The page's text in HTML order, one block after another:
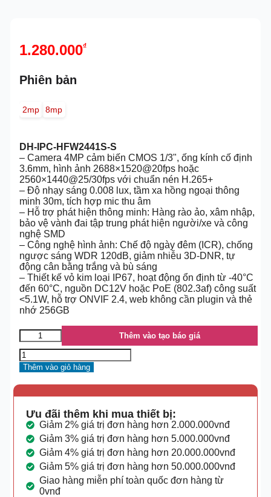
1.280.000₫
Phiên bản
2mp 8mp
DH-IPC-HFW2441S-S
– Camera 4MP cảm biến CMOS 1/3", ống kính cố định
3.6mm, hình ảnh 2688×1520@20fps hoặc
2560×1440@25/30fps với chuẩn nén H.265+
– Độ nhạy sáng 0.008 lux, tầm xa hồng ngoại thông
minh 30m, tích hợp mic thu âm
– Hỗ trợ phát hiện thông minh: Hàng rào ảo, xâm nhập,
bảo vệ vành đai tập trung phát hiện người/xe và công
nghệ SMD
– Công nghệ hình ảnh: Chế độ ngày đêm (ICR), chống
ngược sáng WDR 120dB, giảm nhiễu 3D-DNR, tự
động cân bằng trắng và bù sáng
– Thiết kế vỏ kim loại IP67, hoạt động ổn định từ -40°C
đến 60°C, nguồn DC12V hoặc PoE (802.3af) công suất
<5.1W, hỗ trợ ONVIF 2.4, web không cần plugin và thẻ
nhớ 256GB
Thêm vào tạo báo giá
Thêm vào giỏ hàng
Ưu đãi thêm khi mua thiết bị:
Giảm 2% giá trị đơn hàng hơn 2.000.000vnđ
Giảm 3% giá trị đơn hàng hơn 5.000.000vnđ
Giảm 4% giá trị đơn hàng hơn 20.000.000vnđ
Giảm 5% giá trị đơn hàng hơn 50.000.000vnđ
Giao hàng miễn phí toàn quốc đơn hàng từ
0vnđ